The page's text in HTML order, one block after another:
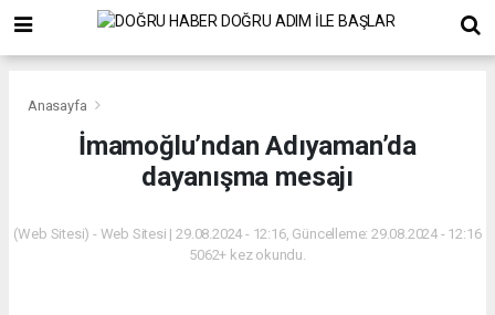
Anasayfa
İmamoğlu’ndan Adıyaman’da
dayanışma mesajı
(Web Sitesi) - Web Sitesi | 29.08.2024 - 12:16, Güncelleme: 29.08.2024 - 12:16
5062+ kez okundu.